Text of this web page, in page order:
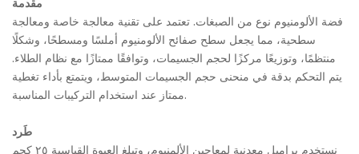
فضة الألومنيوم نوع من الصبغات. تعتمد على تقنية معالجة خاصة ومعالجة
سطحية، مما يجعل سطح صفائح الألومنيوم أملسًا ومسطحًا، وشكلًا
منتظمًا، وتوزيعًا مركزًا لحجم الجسيمات، وتوافقًا ممتازًا مع نظام الطلاء.
يتم التحكم بدقة في منحنى حجم الجسيمات المتوسط، ويتمتع بأداء تغطية
ممتاز عند استخدام التركيبات المناسبة.
طَرد
نستخدم براميل معدنية لمعاجين الألمنيوم، وتبلغ العبوة القياسية ٢٥ كجم